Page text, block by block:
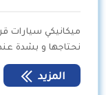
ميكانيكي سيارات
نحتاجها و بشدة
المزيد